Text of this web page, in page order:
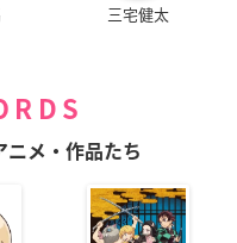
三宅健太
ニメ・作品たち